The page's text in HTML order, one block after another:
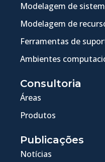
Modelagem de
Modelagem de
Ferramentas de
Ambientes
Consultoria
Áreas
Produtos
Publicações
Notícias